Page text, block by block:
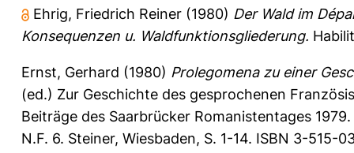
Ehrig, Friedrich Reiner (1980) Der Wald im
Konsequenzen u. Waldfunktionsgliederung.
Ernst, Gerhard (1980) Prolegomena zu einer
(ed.) Zur Geschichte des gesprochenen
Beiträge des Saarbrücker Romanistentages
N.F. 6. Steiner, Wiesbaden, S. 1-14. ISBN 3-